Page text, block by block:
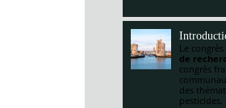
Le
de
congrès
des
pesticides.